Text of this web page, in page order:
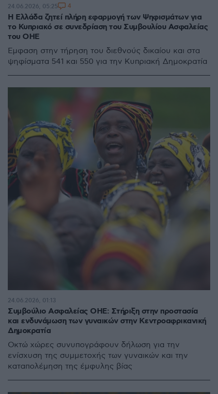
Η Ελλάδα ζητεί πλήρη εφαρμογή των Ψηφισμάτων για
το Κυπριακό σε συνεδρίαση του Συμβουλίου Ασφαλείας
του ΟΗΕ
Έμφαση στην τήρηση του διεθνούς δικαίου και στα
ψηφίσματα 541 και 550 για την Κυπριακή Δημοκρατία
24.06.2026, 05:25 4
Συμβούλιο Ασφαλείας ΟΗΕ: Στήριξη στην προστασία
και ενδυνάμωση των γυναικών στην Κεντροαφρικανική
Δημοκρατία
Οκτώ χώρες συνυπογράφουν δήλωση για την
ενίσχυση της συμμετοχής των γυναικών και την
καταπολέμηση της έμφυλης βίας
24.06.2026, 01:13